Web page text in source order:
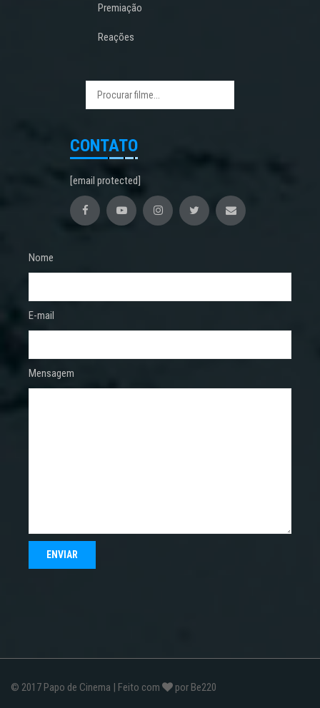
Premiação
Reações
CONTATO
[email protected]
Nome
E-mail
Mensagem
© 2017 Papo de Cinema | Feito com por Be220